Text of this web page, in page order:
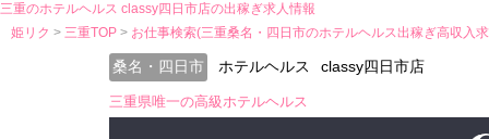
三重のホテルヘルス classy四日市店の出稼ぎ求人情報
姫リク
三重TOP お仕事検索(三重桑名・四日市のホテルヘルス出稼ぎ高収入
桑名・四日市 ホテルヘルス classy四日市店
三重県唯一の高級ホテルヘルス